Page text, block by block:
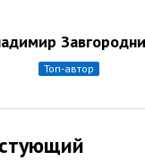
топ-автор